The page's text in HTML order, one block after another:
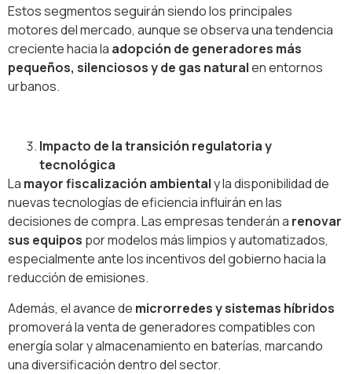
Estos segmentos seguirán siendo los principales
motores del mercado, aunque se observa una tendencia
creciente hacia la adopción de generadores más
pequeños, silenciosos y de gas naturalen entornos
urbanos.
Impacto de la transición regulatoria y
tecnológica
La mayor fiscalización ambientaly la disponibilidad de
nuevas tecnologías de eficiencia influirán en las
decisiones de compra. Las empresas tenderán a renovar
sus equipos por modelos más limpios y automatizados,
especialmente ante los incentivos del gobierno hacia la
reducción de emisiones.
Además, el avance de microrredes y sistemas híbridos
promoverá la venta de generadores compatibles con
energía solar y almacenamiento en baterías, marcando
una diversificación dentro del sector.